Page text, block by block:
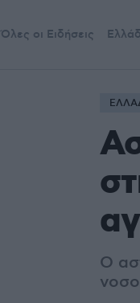
Όλες οι Ειδήσεις
Ο